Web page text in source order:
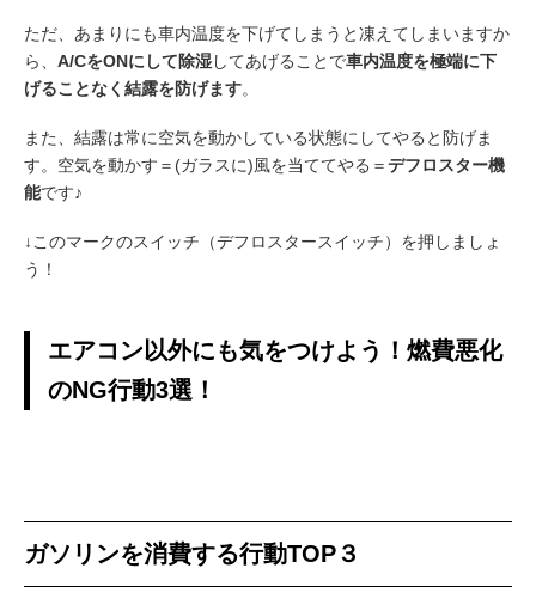
ただ、あまりにも車内温度を下げてしまうと凍えてしまいますか
ら、 A/CをONにして除湿してあげることで車内温度を極端に下
げることなく結露を防げます。
また、結露は常に空気を動かしている状態にしてやると防げま
す。空気を動かす＝(ガラスに)風を当ててやる＝デフロスター機
能です♪
↓このマークのスイッチ（デフロスタースイッチ）を押しましょ
う！
エアコン以外にも気をつけよう！燃費悪化
のNG行動3選！
ガソリンを消費する行動TOP３